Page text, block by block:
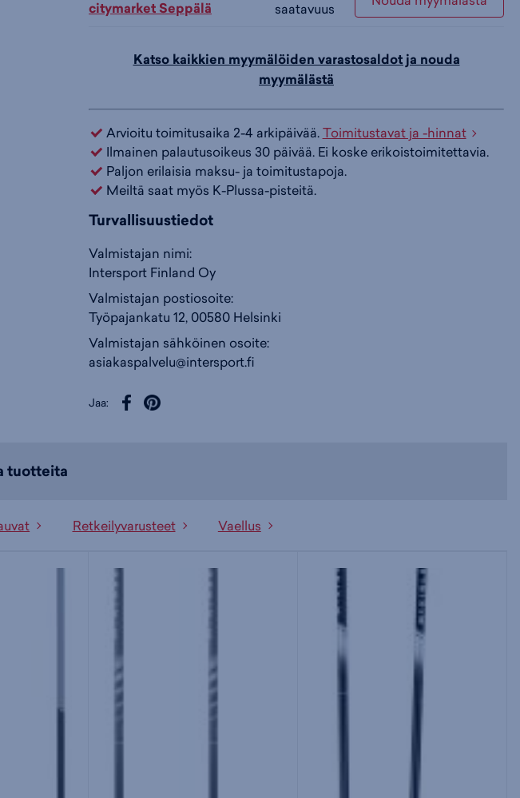
n
: :
citymarket Seppälä
saatavuus
Katso kaikkien myymälöiden varastosaldot ja nouda
myymälästä
Arvioitu toimitusaika 2-4 arkipäivää.Toimitustavat ja -hinnat
Ilmainen palautusoikeus 30 päivää. Ei koske erikoistoimitettavia.
Paljon erilaisia maksu- ja toimitustapoja.
Meiltä saat myös K-Plussa-pisteitä.
Turvallisuustiedot
Valmistajan nimi:
Intersport Finland Oy
Valmistajan postiosoite:
Työpajankatu 12, 00580 Helsinki
Valmistajan sähköinen osoite:
asiakaspalvelu@intersport.fi
Jaa:
tuotteita
Retkeilyvarusteet Vaellus